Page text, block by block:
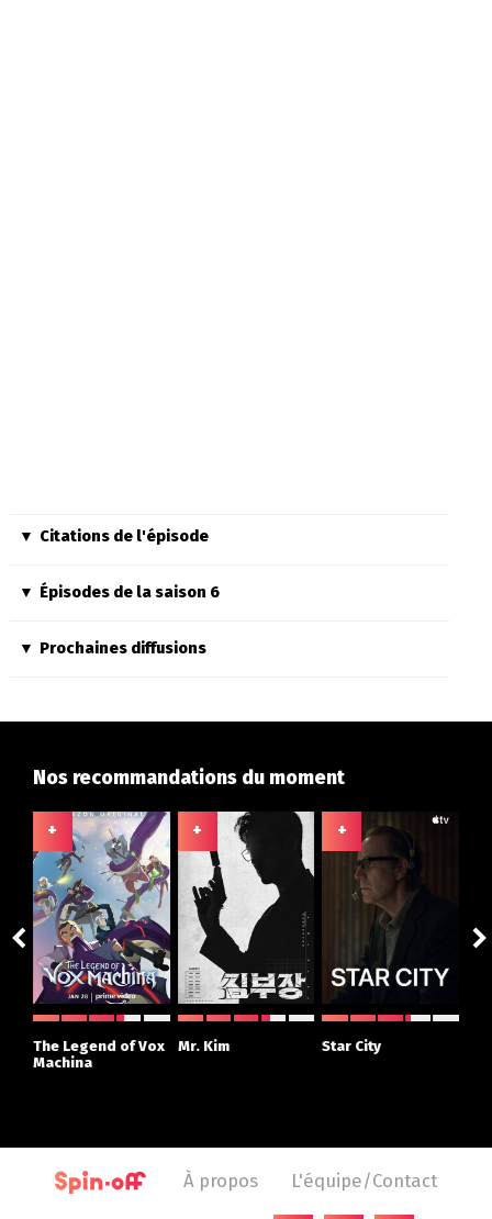
Citations de l'épisode
Épisodes de la saison 6
Prochaines diffusions
Nos recommandations du moment
+
The Legend of Vox
Machina
+
Mr. Kim
+
Star City
À propos L'équipe/Contact